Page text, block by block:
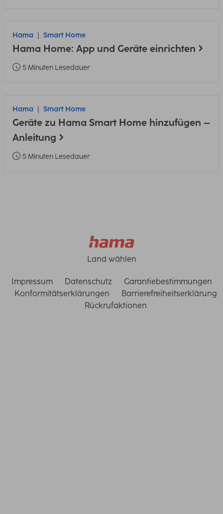
Hama Smart Home
Hama Home: App und Geräte einrichten
5 Minuten Lesedauer
Hama Smart Home
Geräte zu Hama Smart Home hinzufügen –
Anleitung
5 Minuten Lesedauer
Land wählen
Impressum Datenschutz
Garantiebestimmungen
Konformitätserklärungen
Barrierefreiheitserklärung
Rückrufaktionen